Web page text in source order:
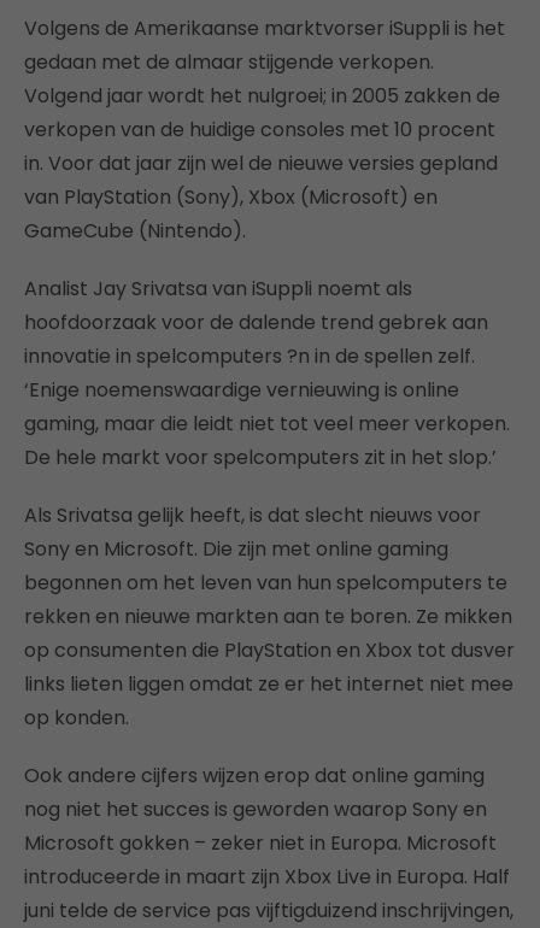
Volgens de Amerikaanse marktvorser iSuppli is het
gedaan met de almaar stijgende verkopen.
Volgend jaar wordt het nulgroei; in 2005 zakken de
verkopen van de huidige consoles met 10 procent
in. Voor dat jaar zijn wel de nieuwe versies gepland
van PlayStation (Sony), Xbox (Microsoft) en
GameCube (Nintendo).
Analist Jay Srivatsa van iSuppli noemt als
hoofdoorzaak voor de dalende trend gebrek aan
innovatie in spelcomputers ?n in de spellen zelf.
‘Enige noemenswaardige vernieuwing is online
gaming, maar die leidt niet tot veel meer verkopen.
De hele markt voor spelcomputers zit in het slop.’
Als Srivatsa gelijk heeft, is dat slecht nieuws voor
Sony en Microsoft. Die zijn met online gaming
begonnen om het leven van hun spelcomputers te
rekken en nieuwe markten aan te boren. Ze mikken
op consumenten die PlayStation en Xbox tot dusver
links lieten liggen omdat ze er het internet niet mee
op konden.
Ook andere cijfers wijzen erop dat online gaming
nog niet het succes is geworden waarop Sony en
Microsoft gokken – zeker niet in Europa. Microsoft
introduceerde in maart zijn Xbox Live in Europa. Half
juni telde de service pas vijftigduizend inschrijvingen,